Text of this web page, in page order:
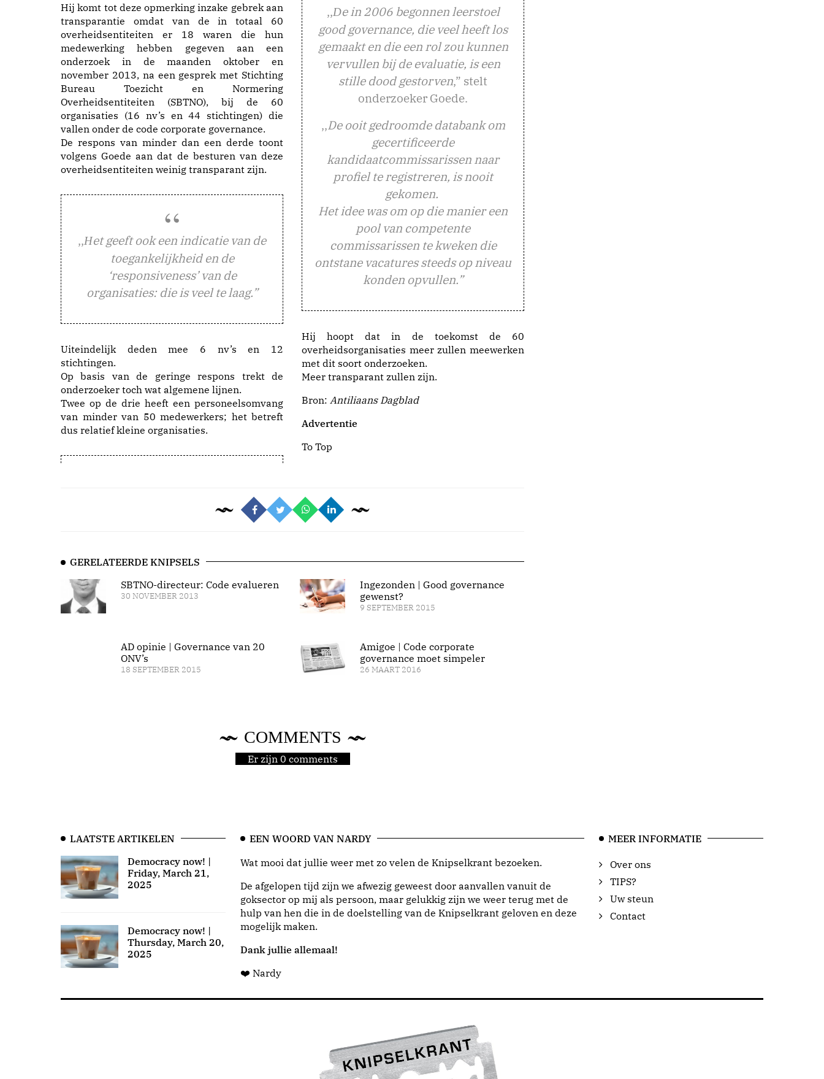
Hij komt tot deze opmerking inzake gebrek aan
transparantie omdat van de in totaal 60
overheidsentiteiten er 18 waren die hun
medewerking hebben gegeven aan een
onderzoek in de maanden oktober en
november 2013, na een gesprek met Stichting
Bureau Toezicht en Normering
Overheidsentiteiten (SBTNO), bij de 60
organisaties (16 nv’s en 44 stichtingen) die
vallen onder de code corporate governance.
De respons van minder dan een derde toont
volgens Goede aan dat de besturen van deze
overheidsentiteiten weinig transparant zijn.
,,Het geeft ook een indicatie van de
toegankelijkheid en de
‘responsiveness’ van de
organisaties: die is veel te laag.”
Uiteindelijk deden mee 6 nv’s en 12
stichtingen.
Op basis van de geringe respons trekt de
onderzoeker toch wat algemene lijnen.
Twee op de drie heeft een personeelsomvang
van minder van 50 medewerkers; het betreft
dus relatief kleine organisaties.
,,De in 2006 begonnen leerstoel
good governance, die veel heeft los
gemaakt en die een rol zou kunnen
vervullen bij de evaluatie, is een
stille dood gestorven,” stelt
onderzoeker Goede.
,,De ooit gedroomde databank om
gecertificeerde
kandidaatcommissarissen naar
profiel te registreren, is nooit
gekomen.
Het idee was om op die manier een
pool van competente
commissarissen te kweken die
ontstane vacatures steeds op niveau
konden opvullen.”
Hij hoopt dat in de toekomst de 60
overheidsorganisaties meer zullen meewerken
met dit soort onderzoeken.
Meer transparant zullen zijn.
Bron: Antiliaans Dagblad
Advertentie
To Top
GERELATEERDE KNIPSELS
SBTNO-directeur: Code evalueren
30 NOVEMBER 2013
AD opinie | Governance van 20
ONV’s
18 SEPTEMBER 2015
Ingezonden | Good governance
gewenst?
9 SEPTEMBER 2015
Amigoe | Code corporate
governance moet simpeler
26 MAART 2016
COMMENTS
Er zijn 0 comments
LAATSTE ARTIKELEN
Democracy now! |
Friday, March 21,
2025
Democracy now! |
Thursday, March 20,
2025
EEN WOORD VAN NARDY
Wat mooi dat jullie weer met zo velen de Knipselkrant bezoeken.
De afgelopen tijd zijn we afwezig geweest door aanvallen vanuit de
goksector op mij als persoon, maar gelukkig zijn we weer terug met de
hulp van hen die in de doelstelling van de Knipselkrant geloven en deze
mogelijk maken.
Dank jullie allemaal!
❤️ Nardy
MEER INFORMATIE
Over ons
TIPS?
Uw steun
Contact